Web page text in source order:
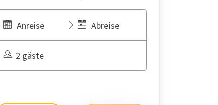
Anreise Abreise
2 gäste